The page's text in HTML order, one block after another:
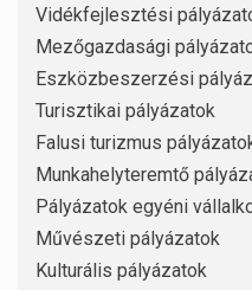
Vidékfejlesztési
Mezőgazdasági
Eszközbeszerzési
Turisztikai pályázatok
Falusi turizmus
Munkahelyteremtő
Pályázatok egyéni
Művészeti pályázatok
Kulturális pályázatok